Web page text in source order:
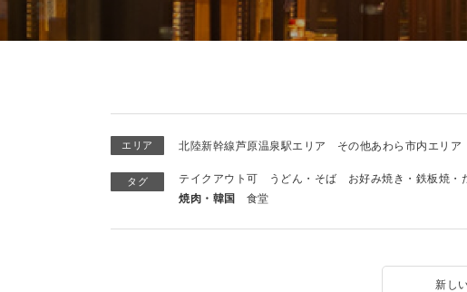
エリア 北陸新幹線芦原温泉駅エリア その他あわら市内エリア
タグ テイクアウト可 うどん・そば お好み焼き・鉄板焼・
焼肉・韓国
食堂
新し